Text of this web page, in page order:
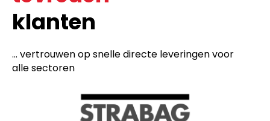
klanten
... vertrouwen op snelle directe leveringen voor
alle sectoren